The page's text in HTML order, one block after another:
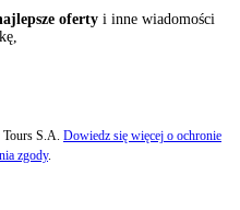
oferty i inne wiadomości
S.A. Dowiedz się więcej o ochronie
zgody.